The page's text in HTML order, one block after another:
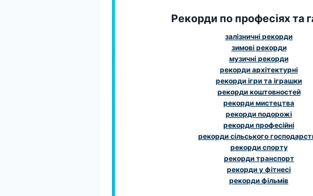
Рекорди по професіях та
залізничні рекорди
зимові рекорди
музичні рекорди
рекорди архітектурні
рекорди ігри та іграшки
рекорди коштовностей
рекорди мистецтва
рекорди подорожі
рекорди професійні
рекорди сільського
рекорди спорту
рекорди транспорт
рекорди у фітнесі
рекорди фільмів